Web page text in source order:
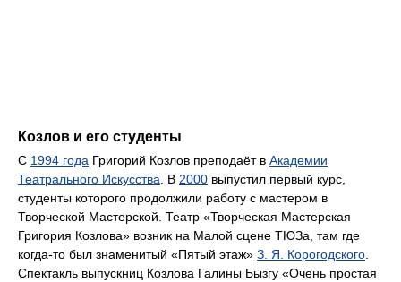
Козлов и его студенты
С 1994 года Григорий Козлов преподаёт в Академии
Театрального Искусства. В 2000 выпустил первый курс,
студенты которого продолжили работу с мастером в
Творческой Мастерской. Театр «Творческая Мастерская
Григория Козлова» возник на Малой сцене ТЮЗа, там где
когда-то был знаменитый «Пятый этаж» З. Я. Корогодского.
Спектакль выпускниц Козлова Галины Бызгу «Очень простая